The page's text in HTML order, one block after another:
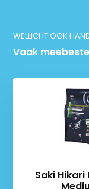
WELLICHT OOK
Vaak
Saki Hikari